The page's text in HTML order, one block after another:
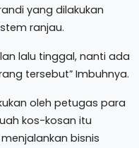
yang dilakukan
ranjau.
lalu tinggal, nanti ada
tersebut” Imbuhnya.
oleh petugas para
kos-kosan itu
bisnis